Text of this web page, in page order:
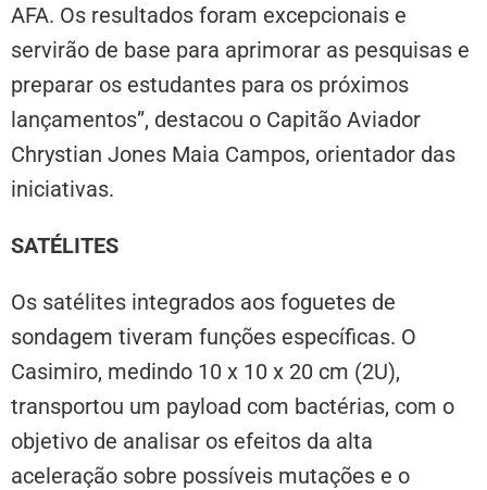
AFA. Os resultados foram excepcionais e
servirão de base para aprimorar as pesquisas e
preparar os estudantes para os próximos
lançamentos”, destacou o Capitão Aviador
Chrystian Jones Maia Campos, orientador das
iniciativas.
SATÉLITES
Os satélites integrados aos foguetes de
sondagem tiveram funções específicas. O
Casimiro, medindo 10 x 10 x 20 cm (2U),
transportou um payload com bactérias, com o
objetivo de analisar os efeitos da alta
aceleração sobre possíveis mutações e o